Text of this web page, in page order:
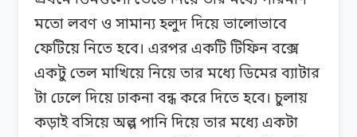
মতো লবণ ও সামান্য হলুদ দিয়ে ভালোভাবে
ফেটিয়ে নিতে হবে। এরপর একটি টিফিন বক্সে
একটু তেল মাখিয়ে নিয়ে তার মধ্যে ডিমের ব্যাটার
টা ঢেলে দিয়ে ঢাকনা বন্ধ করে দিতে হবে। চুলায়
কড়াই বসিয়ে অল্প পানি দিয়ে তার মধ্যে একটা